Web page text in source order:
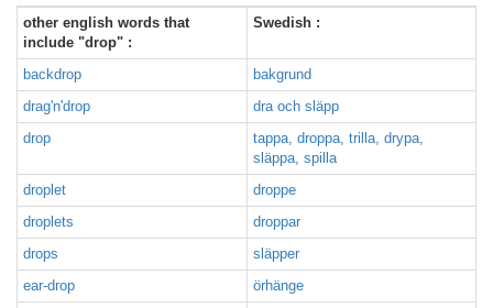
other english words that
include "drop" :
Swedish :
backdrop
bakgrund
drag'n'drop
dra och släpp
drop
tappa, droppa, trilla, drypa,
släppa, spilla
droplet
droppe
droplets
droppar
drops
släpper
ear-drop
örhänge